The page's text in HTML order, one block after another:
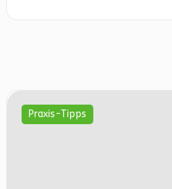
Praxis-Tipps